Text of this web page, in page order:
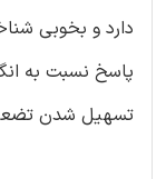
دارد و بخوبی
پاسخ نسبت به
تسهیل شدن